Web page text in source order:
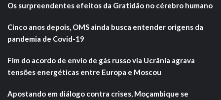
Os surpreendentes efeitos da Gratidão no cérebro humano
Cinco anos depois, OMS ainda busca entender origens da
pandemia de Covid-19
Fim do acordo de envio de gás russo via Ucrânia agrava
tensões energéticas entre Europa e Moscou
Apostando em diálogo contra crises, Moçambique se